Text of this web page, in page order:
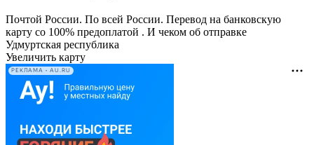
Почтой России. По всей России. Перевод на банковскую
карту со 100% предоплатой . И чеком об отправке
Удмуртская республика
Увеличить карту
РЕКЛАМА • AU.RU